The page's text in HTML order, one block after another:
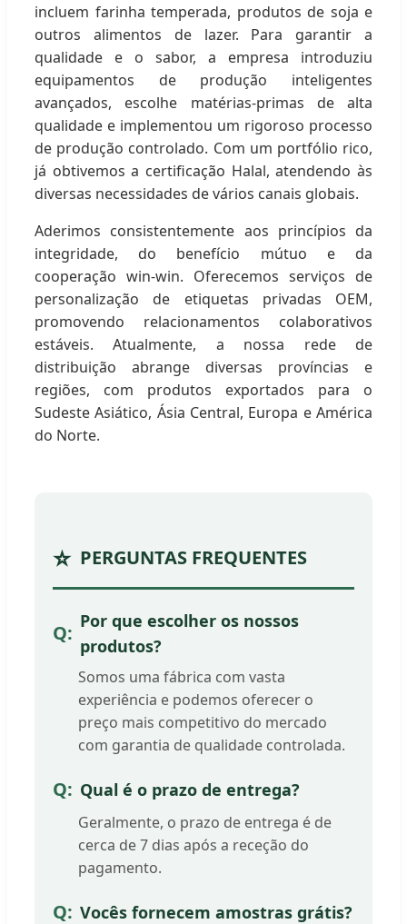
incluem farinha temperada, produtos de soja e
outros alimentos de lazer. Para garantir a
qualidade e o sabor, a empresa introduziu
equipamentos de produção inteligentes
avançados, escolhe matérias-primas de alta
qualidade e implementou um rigoroso processo
de produção controlado. Com um portfólio rico,
já obtivemos a certificação Halal, atendendo às
diversas necessidades de vários canais globais.
Aderimos consistentemente aos princípios da
integridade, do benefício mútuo e da
cooperação win-win. Oferecemos serviços de
personalização de etiquetas privadas OEM,
promovendo relacionamentos colaborativos
estáveis. Atualmente, a nossa rede de
distribuição abrange diversas províncias e
regiões, com produtos exportados para o
Sudeste Asiático, Ásia Central, Europa e América
do Norte.
PERGUNTAS FREQUENTES
Por que escolher os nossos
produtos?
Somos uma fábrica com vasta
experiência e podemos oferecer o
preço mais competitivo do mercado
com garantia de qualidade controlada.
Qual é o prazo de entrega?
Geralmente, o prazo de entrega é de
cerca de 7 dias após a receção do
pagamento.
Vocês fornecem amostras grátis?